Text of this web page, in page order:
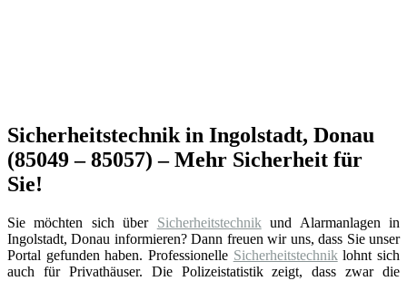
Sicherheitstechnik in Ingolstadt, Donau
(85049 – 85057) – Mehr Sicherheit für
Sie!
Sie möchten sich über Sicherheitstechnikund Alarmanlagen in
Ingolstadt, Donau informieren? Dann freuen wir uns, dass Sie unser
Portal gefunden haben. Professionelle Sicherheitstechniklohnt sich
auch für Privathäuser. Die Polizeistatistik zeigt, dass zwar die